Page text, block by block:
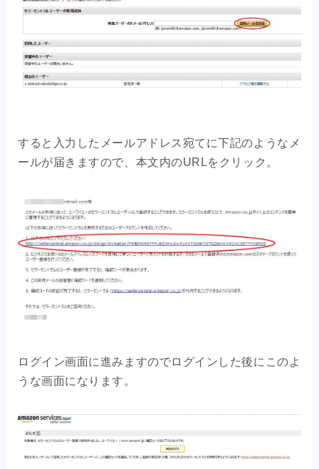
すると入力したメールアドレス宛てに下記のようなメ
ールが届きますので、本文内のURLをクリック。
ログイン画面に進みますのでログインした後にこのよ
うな画面になります。